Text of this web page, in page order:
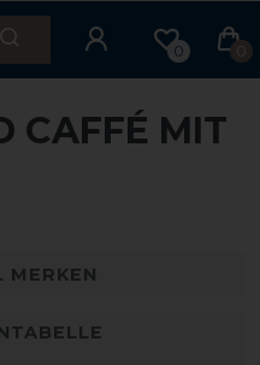
0 0
CAFFÉ MIT
MERKEN